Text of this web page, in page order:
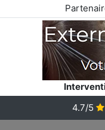
4.7/5